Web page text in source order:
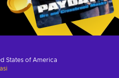
States of America